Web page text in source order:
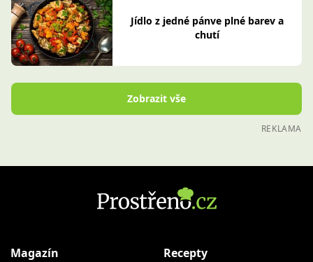
Jídlo z jedné pánve plné barev a
chutí
Zobrazit vše
REKLAMA
Magazín Recepty